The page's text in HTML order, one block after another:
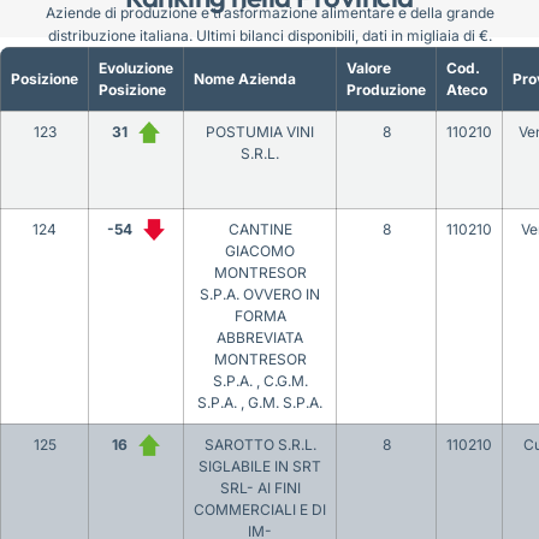
Posizione
Evoluzione
Posizione
Nome Azienda
Valore
Produzione
Cod.
Ateco
123 31
POSTUMIA VINI
S.R.L.
8 110210
124 -54
CANTINE
GIACOMO
MONTRESOR
S.P.A. OVVERO IN
FORMA
ABBREVIATA
MONTRESOR
S.P.A. , C.G.M.
S.P.A. , G.M. S.P.A.
8 110210
125 16
SAROTTO S.R.L.
SIGLABILE IN SRT
SRL- AI FINI
COMMERCIALI E DI
IM-
8 110210
Aziende di produzione e trasformazione alimentare e della grande
distribuzione italiana. Ultimi bilanci disponibili, dati in migliaia di €.